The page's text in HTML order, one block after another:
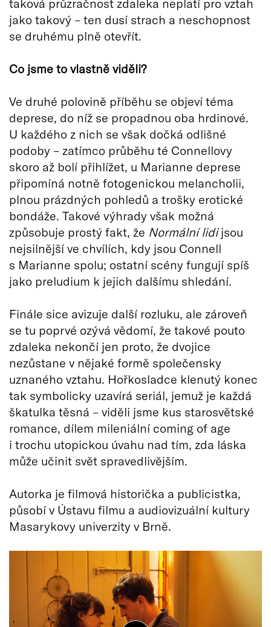
taková průzračnost zdaleka neplatí pro vztah
jako takový – ten dusí strach a neschopnost
se druhému plně otevřít.
Co jsme to vlastně viděli?
Ve druhé polovině příběhu se objeví téma
deprese, do níž se propadnou oba hrdinové.
U každého z nich se však dočká odlišné
podoby – zatímco průběhu té Connellovy
skoro až bolí přihlížet, u Marianne deprese
připomíná notně fotogenickou melancholii,
plnou prázdných pohledů a trošky erotické
bondáže. Takové výhrady však možná
způsobuje prostý fakt, že Normální lidijsou
nejsilnější ve chvílích, kdy jsou Connell
s Marianne spolu; ostatní scény fungují spíš
jako preludium k jejich dalšímu shledání.
Finále sice avizuje další rozluku, ale zároveň
se tu poprvé ozývá vědomí, že takové pouto
zdaleka nekončí jen proto, že dvojice
nezůstane v nějaké formě společensky
uznaného vztahu. Hořkosladce klenutý konec
tak symbolicky uzavírá seriál, jemuž je každá
škatulka těsná – viděli jsme kus starosvětské
romance, dílem mileniální coming of age
i trochu utopickou úvahu nad tím, zda láska
může učinit svět spravedlivějším.
Autorka je filmová historička a publicistka,
působí v Ústavu filmu a audiovizuální kultury
Masarykovy univerzity v Brně.